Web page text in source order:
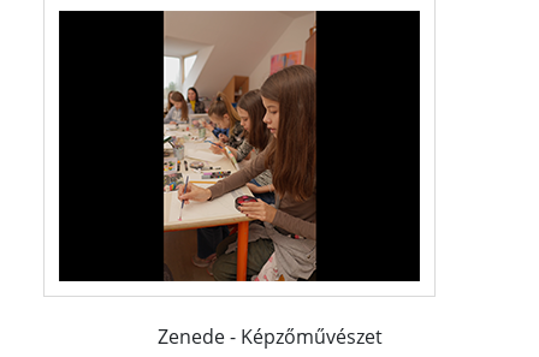
Zenede - Képzőművészet